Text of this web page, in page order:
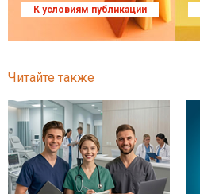
К условиям публикации
Читайте также